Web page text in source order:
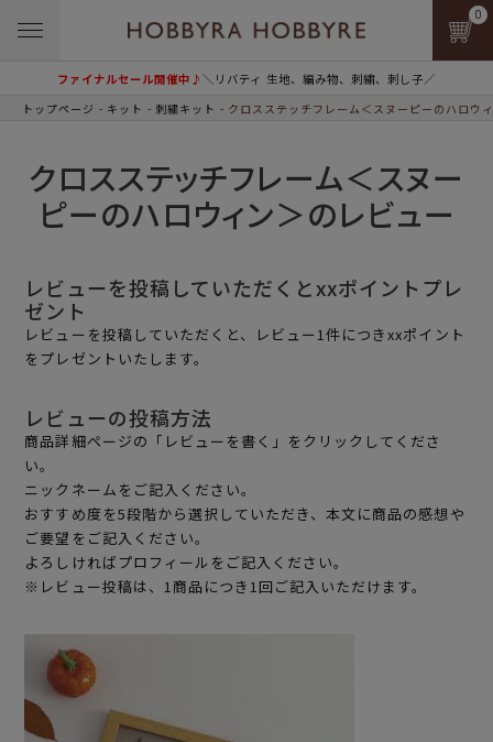
ファイナルセール開催中♪＼リバティ 生地、編み物、刺繍、刺し子／
0
トップページ キット 刺繍キット クロスステッチフレーム＜スヌーピーのハロウ
クロスステッチフレーム＜スヌー
ピーのハロウィン＞のレビュー
レビューを投稿していただくとxxポイントプレ
ゼント
レビューを投稿していただくと、レビュー1件につきxxポイント
をプレゼントいたします。
レビューの投稿方法
商品詳細ページの「レビューを書く」をクリックしてくださ
い。
ニックネームをご記入ください。
おすすめ度を5段階から選択していただき、本文に商品の感想や
ご要望をご記入ください。
よろしければプロフィールをご記入ください。
※レビュー投稿は、1商品につき1回ご記入いただけます。